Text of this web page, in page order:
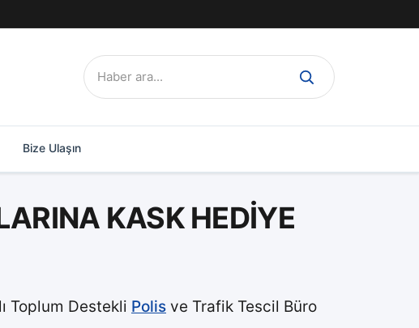
Ara:
Bize Ulaşın
KASK HEDİYE
Toplum Destekli Polis ve Trafik Tescil Büro